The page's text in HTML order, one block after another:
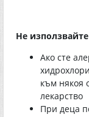
Не
Ако сте
към някоя
лекарство
При деца